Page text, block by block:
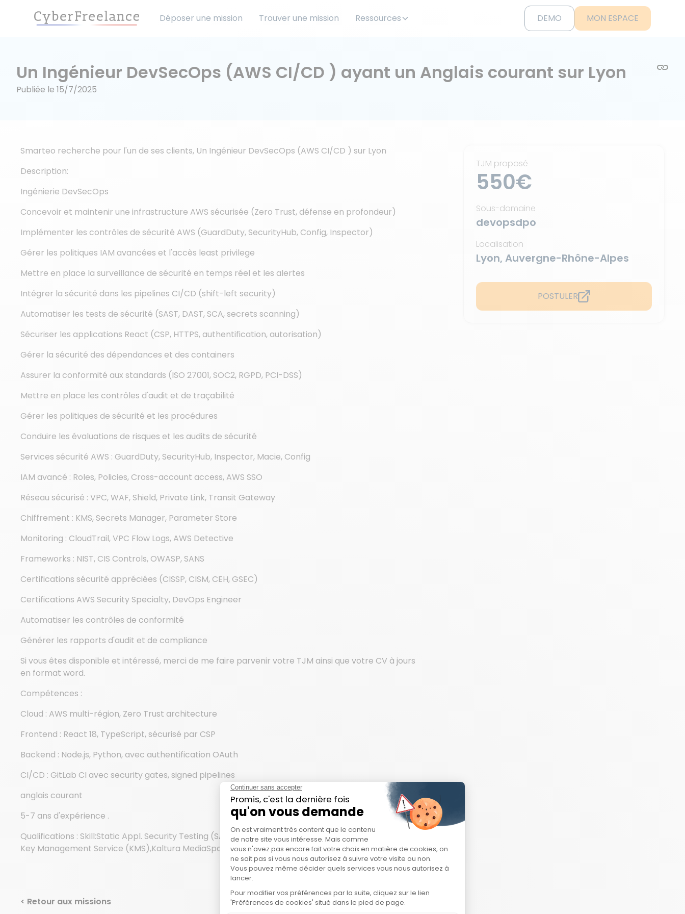
Déposer une mission Trouver une mission Ressources DEMO MON ESPACE
Un Ingénieur DevSecOps (AWS CI/CD ) ayant un Anglais courant sur Lyon
Publiée le 15/7/2025
Smarteo recherche pour l'un de ses clients, Un Ingénieur DevSecOps (AWS CI/CD ) sur Lyon
Description:
Ingénierie DevSecOps
Concevoir et maintenir une infrastructure AWS sécurisée (Zero Trust, défense en profondeur)
Implémenter les contrôles de sécurité AWS (GuardDuty, SecurityHub, Config, Inspector)
Gérer les politiques IAM avancées et l'accès least privilege
Mettre en place la surveillance de sécurité en temps réel et les alertes
Intégrer la sécurité dans les pipelines CI/CD (shift-left security)
Automatiser les tests de sécurité (SAST, DAST, SCA, secrets scanning)
Sécuriser les applications React (CSP, HTTPS, authentification, autorisation)
Gérer la sécurité des dépendances et des containers
Assurer la conformité aux standards (ISO 27001, SOC2, RGPD, PCI-DSS)
Mettre en place les contrôles d'audit et de traçabilité
Gérer les politiques de sécurité et les procédures
Conduire les évaluations de risques et les audits de sécurité
Services sécurité AWS : GuardDuty, SecurityHub, Inspector, Macie, Config
IAM avancé : Roles, Policies, Cross-account access, AWS SSO
Réseau sécurisé : VPC, WAF, Shield, Private Link, Transit Gateway
Chiffrement : KMS, Secrets Manager, Parameter Store
Monitoring : CloudTrail, VPC Flow Logs, AWS Detective
Frameworks : NIST, CIS Controls, OWASP, SANS
Certifications sécurité appréciées (CISSP, CISM, CEH, GSEC)
Certifications AWS Security Specialty, DevOps Engineer
Automatiser les contrôles de conformité
Générer les rapports d'audit et de compliance
Si vous êtes disponible et intéressé, merci de me faire parvenir votre TJM ainsi que votre CV à jours
en format word.
Compétences :
Cloud : AWS multi-région, Zero Trust architecture
Frontend : React 18, TypeScript, sécurisé par CSP
Backend : Node.js, Python, avec authentification OAuth
CI/CD : GitLab CI avec security gates, signed pipelines
anglais courant
5-7 ans d'expérience .
Qualifications : Skill:Static Appl. Security Testing (SAST),Dynamic Appl. Security Testing (DAST),MS
Key Management Service (KMS),Kaltura MediaSpace (KMS),DevOps (Software Development) .
TJM proposé
550€
Sous-domaine
devopsdpo
Localisation
Lyon, Auvergne-Rhône-Alpes
POSTULER
< Retour aux missions